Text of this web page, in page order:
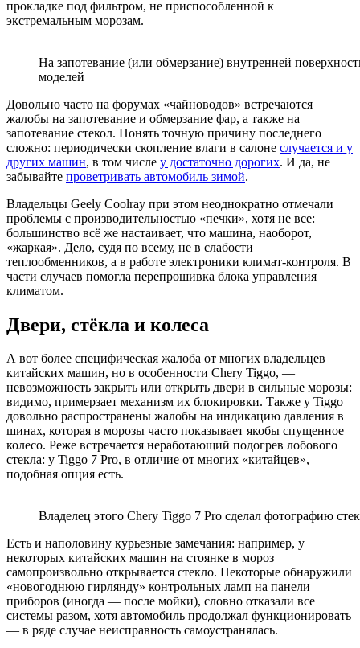
прокладке под фильтром, не приспособленной к
экстремальным морозам.
На запотевание (или обмерзание) внутренней
моделей
Довольно часто на форумах «чайноводов» встречаются
жалобы на запотевание и обмерзание фар, а также на
запотевание стекол. Понять точную причину последнего
сложно: периодически скопление влаги в салоне случается и у
других машин, в том числе у достаточно дорогих. И да, не
забывайте проветривать автомобиль зимой.
Владельцы Geely Coolray при этом неоднократно отмечали
проблемы с производительностью «печки», хотя не все:
большинство всё же настаивает, что машина, наоборот,
«жаркая». Дело, судя по всему, не в слабости
теплообменников, а в работе электроники климат-контроля. В
части случаев помогла перепрошивка блока управления
климатом.
Двери, стёкла и колеса
А вот более специфическая жалоба от многих владельцев
китайских машин, но в особенности Chery Tiggo, —
невозможность закрыть или открыть двери в сильные морозы:
видимо, примерзает механизм их блокировки. Также у Tiggo
довольно распространены жалобы на индикацию давления в
шинах, которая в морозы часто показывает якобы спущенное
колесо. Реже встречается неработающий подогрев лобового
стекла: у Tiggo 7 Pro, в отличие от многих «китайцев»,
подобная опция есть.
Владелец этого Chery Tiggo 7 Pro сделал фотографию
Есть и наполовину курьезные замечания: например, у
некоторых китайских машин на стоянке в мороз
самопроизвольно открывается стекло. Некоторые обнаружили
«новогоднюю гирлянду» контрольных ламп на панели
приборов (иногда — после мойки), словно отказали все
системы разом, хотя автомобиль продолжал функционировать
— в ряде случае неисправность самоустранялась.